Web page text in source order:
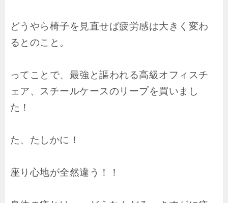
どうやら椅子を見直せば疲労感は大きく変わ
るとのこと。
ってことで、最強と謳われる高級オフィスチ
ェア、スチールケースのリープを買いまし
た！
た、たしかに！
座り心地が全然違う！！